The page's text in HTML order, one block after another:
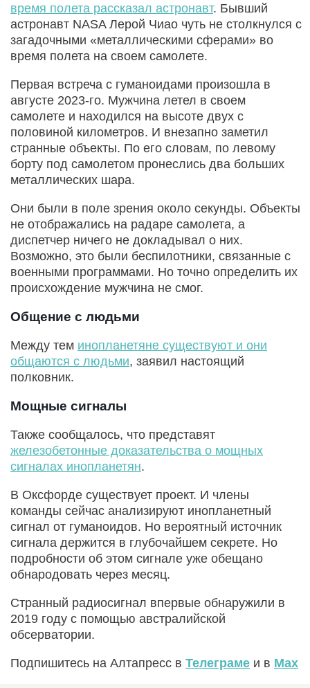
время полета рассказал астронавт. Бывший
астронавт NASA Лерой Чиао чуть не столкнулся с
загадочными «металлическими сферами» во
время полета на своем самолете.
Первая встреча с гуманоидами произошла в
августе 2023-го. Мужчина летел в своем
самолете и находился на высоте двух с
половиной километров. И внезапно заметил
странные объекты. По его словам, по левому
борту под самолетом пронеслись два больших
металлических шара.
Они были в поле зрения около секунды. Объекты
не отображались на радаре самолета, а
диспетчер ничего не докладывал о них.
Возможно, это были беспилотники, связанные с
военными программами. Но точно определить их
происхождение мужчина не смог.
Общение с людьми
Между тем инопланетяне существуют и они
общаются с людьми, заявил настоящий
полковник.
Мощные сигналы
Также сообщалось, что представят
железобетонные доказательства о мощных
сигналах инопланетян.
В Оксфорде существует проект. И члены
команды сейчас анализируют инопланетный
сигнал от гуманоидов. Но вероятный источник
сигнала держится в глубочайшем секрете. Но
подробности об этом сигнале уже обещано
обнародовать через месяц.
Странный радиосигнал впервые обнаружили в
2019 году с помощью австралийской
обсерватории.
Подпишитесь на Алтапресс в Телеграме и в Max